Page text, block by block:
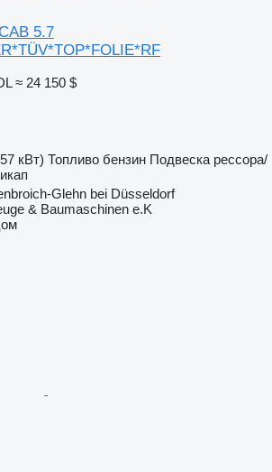
5.7
≈ 24 150 $
кВт) Топливо бензин Подвеска рессора/
Glehn bei Düsseldorf
& Baumaschinen e.K